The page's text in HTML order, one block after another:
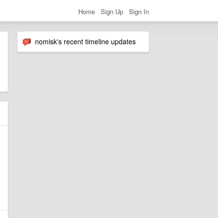
Home Sign Up Sign In
nomisk's recent timeline updates